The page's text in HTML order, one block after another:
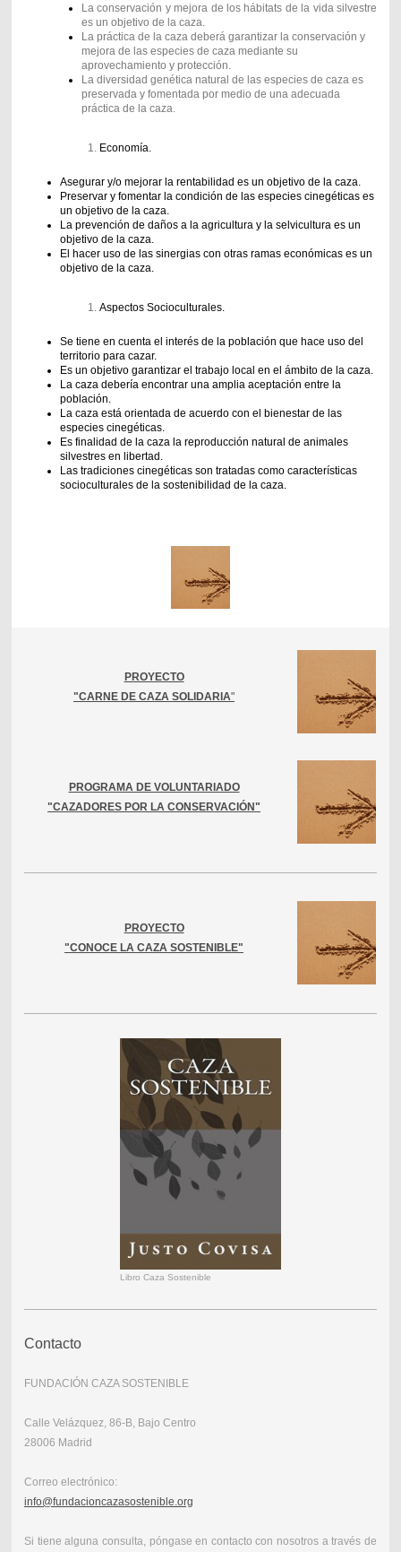
La conservación y mejora de los hábitats de la vida silvestre
es un objetivo de la caza.
La práctica de la caza deberá garantizar la conservación y
mejora de las especies de caza mediante su
aprovechamiento y protección.
La diversidad genética natural de las especies de caza es
preservada y fomentada por medio de una adecuada
práctica de la caza.
Economía.
Asegurar y/o mejorar la rentabilidad es un objetivo de la caza.
Preservar y fomentar la condición de las especies cinegéticas es
un objetivo de la caza.
La prevención de daños a la agricultura y la selvicultura es un
objetivo de la caza.
El hacer uso de las sinergias con otras ramas económicas es un
objetivo de la caza.
Aspectos Socioculturales.
Se tiene en cuenta el interés de la población que hace uso del
territorio para cazar.
Es un objetivo garantizar el trabajo local en el ámbito de la caza.
La caza debería encontrar una amplia aceptación entre la
población.
La caza está orientada de acuerdo con el bienestar de las
especies cinegéticas.
Es finalidad de la caza la reproducción natural de animales
silvestres en libertad.
Las tradiciones cinegéticas son tratadas como características
socioculturales de la sostenibilidad de la caza.
PROYECTO
"CARNE DE CAZA SOLIDARIA"
PROGRAMA DE VOLUNTARIADO
"CAZADORES POR LA CONSERVACIÓN"
PROYECTO
"CONOCE LA CAZA SOSTENIBLE"
Libro Caza Sostenible
Contacto
FUNDACIÓN CAZA SOSTENIBLE
Calle Velázquez, 86-B, Bajo Centro
28006 Madrid
Correo electrónico:
info@fundacioncazasostenible.org
Si tiene alguna consulta, póngase en contacto con nosotros a través de